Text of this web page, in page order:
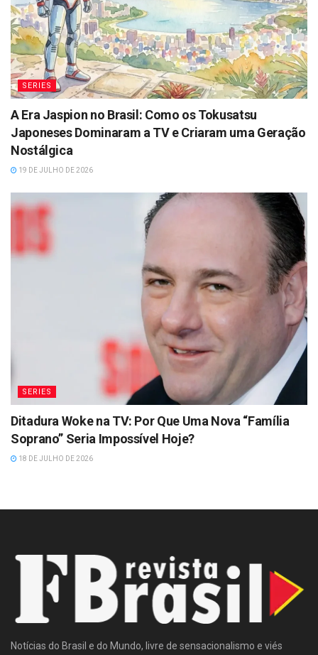
SERIES
A Era Jaspion no Brasil: Como os Tokusatsu
Japoneses Dominaram a TV e Criaram uma Geração
Nostálgica
19 DE JULHO DE 2026
SERIES
Ditadura Woke na TV: Por Que Uma Nova “Família
Soprano” Seria Impossível Hoje?
18 DE JULHO DE 2026
Notícias do Brasil e do Mundo, livre de sensacionalismo e viés